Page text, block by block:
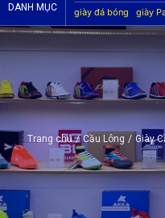
DANH MỤC giày đá bóng giày
Jogarbola
giày Mitre
Trang chủ / Cầu Lông / Giày